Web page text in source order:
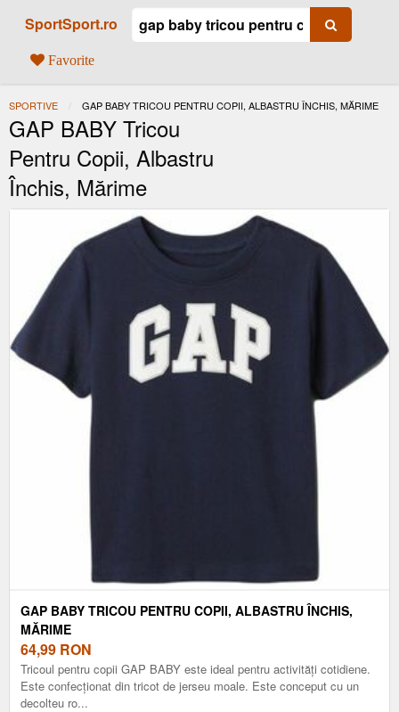
SportSport.ro
Favorite
SPORTIVE ACTUAL:
GAP BABY TRICOU PENTRU COPII, ALBASTRU ÎNCHIS, MĂRIME
GAP BABY Tricou
Pentru Copii, Albastru
Închis, Mărime
GAP BABY TRICOU PENTRU COPII, ALBASTRU ÎNCHIS,
MĂRIME
64,99 RON
Tricoul pentru copii GAP BABY este ideal pentru activități cotidiene.
Este confecționat din tricot de jerseu moale. Este conceput cu un
decolteu ro...